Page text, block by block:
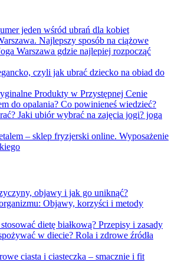
jeden wśród ubrań dla kobiet
Najlepszy sposób na ciążowe
Warszawa gdzie najlepiej rozpocząć
czyli jak ubrać dziecko na obiad do
Produkty w Przystępnej Cenie
do opalania? Co powinieneś wiedzieć?
Jaki ubiór wybrać na zajęcia jogi? joga
– sklep fryzjerski online. Wyposażenie
objawy i jak go uniknąć?
Objawy, korzyści i metody
dietę białkową? Przepisy i zasady
w diecie? Rola i zdrowe źródła
ciasta i ciasteczka – smacznie i fit